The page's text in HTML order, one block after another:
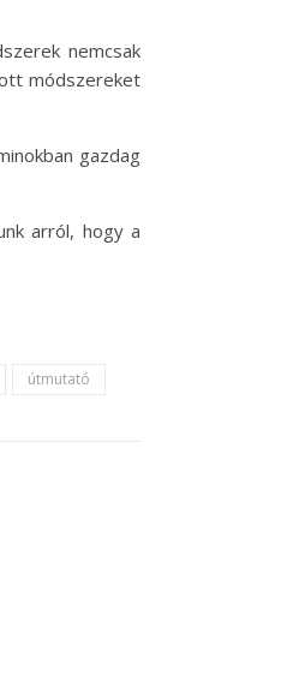
nemcsak
módszereket
gazdag
arról, hogy a
útmutató